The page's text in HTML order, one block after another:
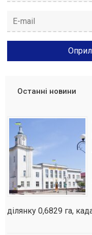
Останні новини
ділянку 0,6829 га,